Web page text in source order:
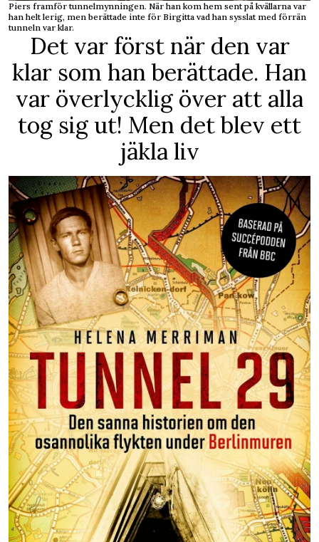
Piers framför tunnelmynningen. När han kom hem sent på kvällarna var
han helt lerig, men berättade inte för Birgitta vad han sysslat med förrän
tunneln var klar.
Det var först när den var
klar som han berättade. Han
var överlycklig över att alla
tog sig ut! Men det blev ett
jäkla liv